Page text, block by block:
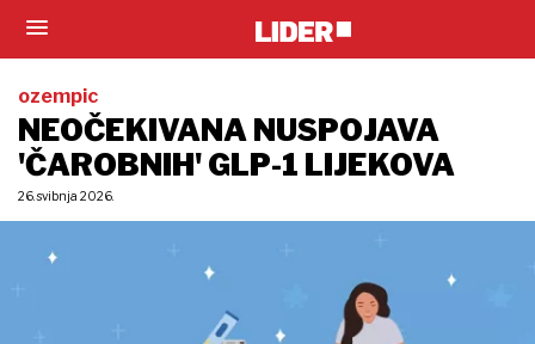
ozempic
NEOČEKIVANA NUSPOJAVA
'ČAROBNIH' GLP-1 LIJEKOVA
26. svibnja 2026.